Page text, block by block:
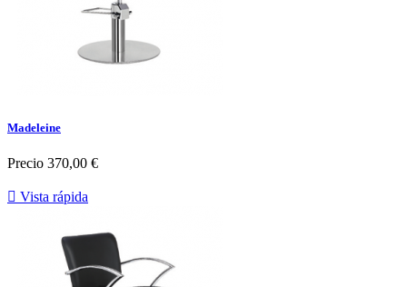
Madeleine
Precio 370,00 €
 Vista rápida